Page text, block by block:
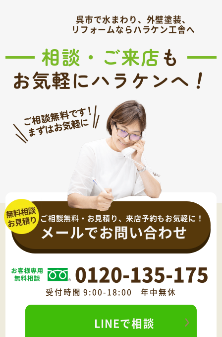
呉市で水まわり、外壁塗装、
リフォームならハラケン工舎へ
相談・ご来店も
お気軽にハラケンへ！
ご相談無料・お見積り、来店予約もお気軽に！
メールでお問い合わせ
0120-135-175
受付時間 9:00-18:00 年中無休
LINEで相談